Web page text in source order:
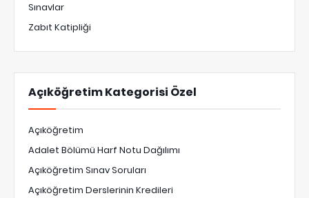
Sınavlar
Zabıt Katipliği
Açıköğretim Kategorisi Özel
Açıköğretim
Adalet Bölümü Harf Notu Dağılımı
Açıköğretim Sınav Soruları
Açıköğretim Derslerinin Kredileri